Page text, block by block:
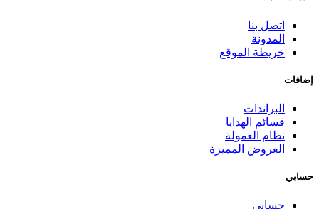
اتصل بنا
المدونة
خريطة الموقع
إضافات
البراندات
قسائم الهدايا
نظام العمولة
العروض المميزة
حسابي
حسابي